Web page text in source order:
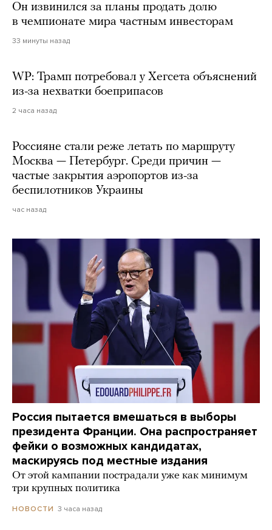
Он извинился за планы продать долю
в чемпионате мира частным инвесторам
33 минуты назад
WP: Трамп потребовал у Хегсета объяснений
из-за нехватки боеприпасов
2 часа назад
Россияне стали реже летать по маршруту
Москва — Петербург. Среди причин —
частые закрытия аэропортов из-за
беспилотников Украины
час назад
Россия пытается вмешаться в выборы
президента Франции. Она распространяет
фейки о возможных кандидатах,
маскируясь под местные издания
От этой кампании пострадали уже как минимум
три крупных политика
НОВОСТИ 3 часа назад